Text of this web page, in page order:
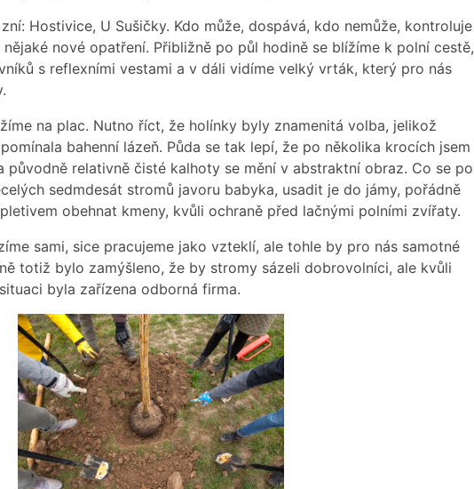
Hostivice, U Sušičky. Kdo může, dospává, kdo nemůže, kontroluje
nové opatření. Přibližně po půl hodině se blížíme k polní cestě,
s reflexními vestami a v dáli vidíme velký vrták, který pro nás
na plac. Nutno říct, že holínky byly znamenitá volba, jelikož
bahenní lázeň. Půda se tak lepí, že po několika krocích jsem
původně relativně čisté kalhoty se mění v abstraktní obraz. Co se po
sedmdesát stromů javoru babyka, usadit je do jámy, pořádně
obehnat kmeny, kvůli ochraně před lačnými polními zvířaty.
sami, sice pracujeme jako vzteklí, ale tohle by pro nás samotné
totiž bylo zamýšleno, že by stromy sázeli dobrovolníci, ale kvůli
byla zařízena odborná firma.